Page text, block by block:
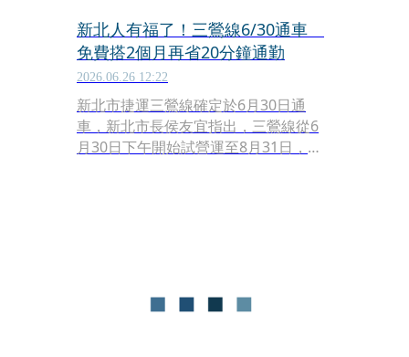
新北人有福了！三鶯線6/30通車
免費搭2個月再省20分鐘通勤
2026.06.26 12:22
新北市捷運三鶯線確定於6月30日通
車，新北市長侯友宜指出，三鶯線從6
月30日下午開始試營運至8月31日，開